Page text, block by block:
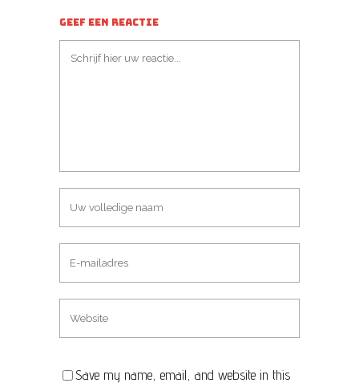
GEEF EEN REACTIE
Save my name, email, and website in this